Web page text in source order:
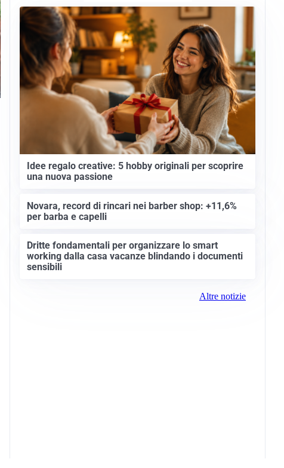
Idee regalo creative: 5 hobby originali per scoprire
una nuova passione
Novara, record di rincari nei barber shop: +11,6%
per barba e capelli
Dritte fondamentali per organizzare lo smart
working dalla casa vacanze blindando i documenti
sensibili
Altre notizie